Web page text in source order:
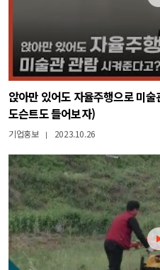
앉아만 있어도 자율주행으로 미
도슨트도 들어보자)
기업홍보 | 2023.10.26